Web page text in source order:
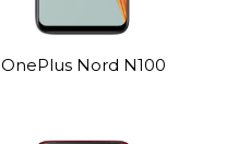
OnePlus Nord N100